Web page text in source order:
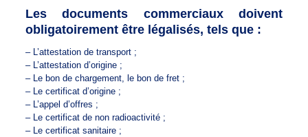
Les documents commerciaux doivent
obligatoirement être légalisés, tels que :
– L’attestation de transport ;
– L’attestation d’origine ;
– Le bon de chargement, le bon de fret ;
– Le certificat d’origine ;
– L’appel d’offres ;
– Le certificat de non radioactivité ;
– Le certificat sanitaire ;